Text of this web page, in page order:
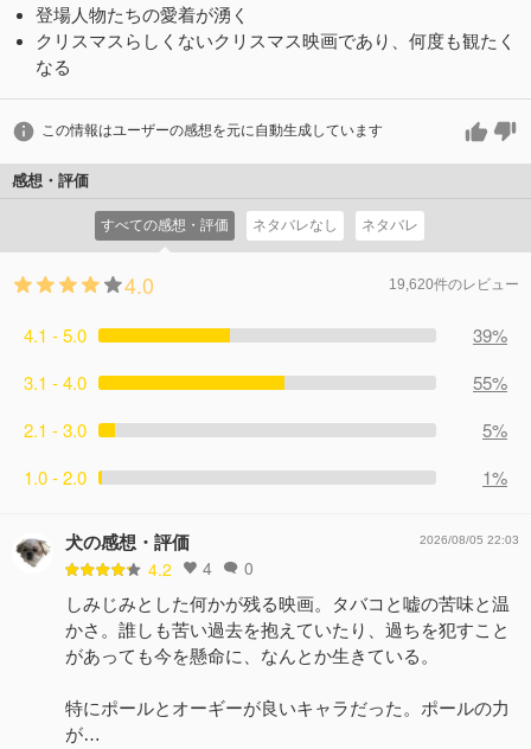
登場人物たちの愛着が湧く
クリスマスらしくないクリスマス映画であり、何度も観たく
なる
この情報はユーザーの感想を元に自動生成しています
感想・評価
すべての感想・評価 ネタバレなし ネタバレ
4.0 19,620件のレビュー
4.1 - 5.0
39%
3.1 - 4.0
55%
2.1 - 3.0
5%
1.0 - 2.0
1%
犬の感想・評価
4.2 4 0
2026/08/05 22:03
しみじみとした何かが残る映画。タバコと嘘の苦味と温
かさ。誰しも苦い過去を抱えていたり、過ちを犯すこと
があっても今を懸命に、なんとか生きている。
特にポールとオーギーが良いキャラだった。ポールの力
が…